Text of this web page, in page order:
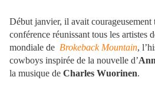
Début janvier, il avait courageusement
conférence réunissant tous les artistes
mondiale de Brokeback Mountain,
cowboys inspirée de la nouvelle d’
la musique de Charles Wuorinen.